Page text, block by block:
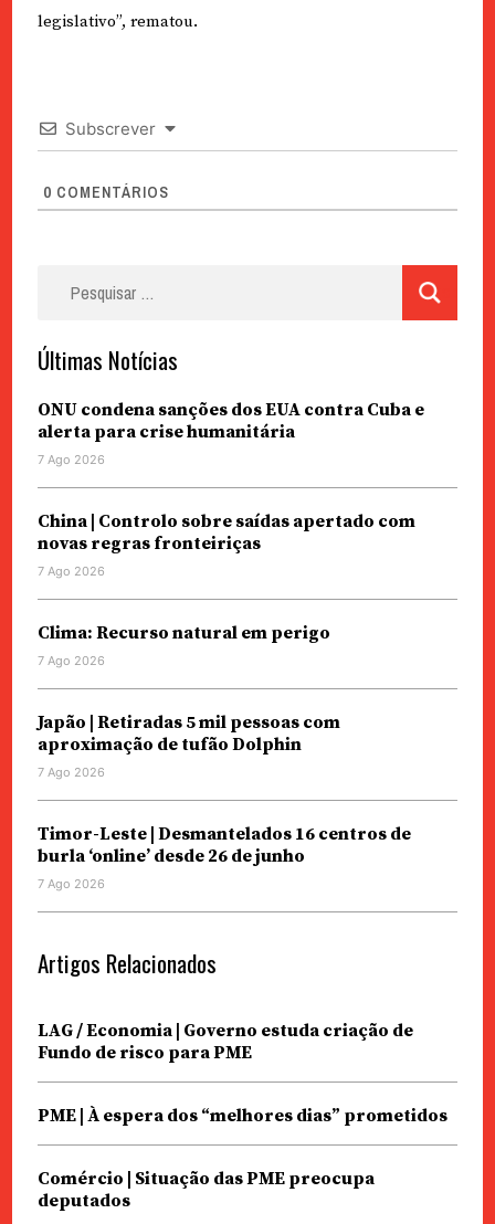
legislativo”, rematou.
Subscrever
0 COMENTÁRIOS
Últimas Notícias
ONU condena sanções dos EUA contra Cuba e
alerta para crise humanitária
7 Ago 2026
China | Controlo sobre saídas apertado com
novas regras fronteiriças
7 Ago 2026
Clima: Recurso natural em perigo
7 Ago 2026
Japão | Retiradas 5 mil pessoas com
aproximação de tufão Dolphin
7 Ago 2026
Timor-Leste | Desmantelados 16 centros de
burla ‘online’ desde 26 de junho
7 Ago 2026
Artigos Relacionados
LAG / Economia | Governo estuda criação de
Fundo de risco para PME
PME | À espera dos “melhores dias” prometidos
Comércio | Situação das PME preocupa
deputados